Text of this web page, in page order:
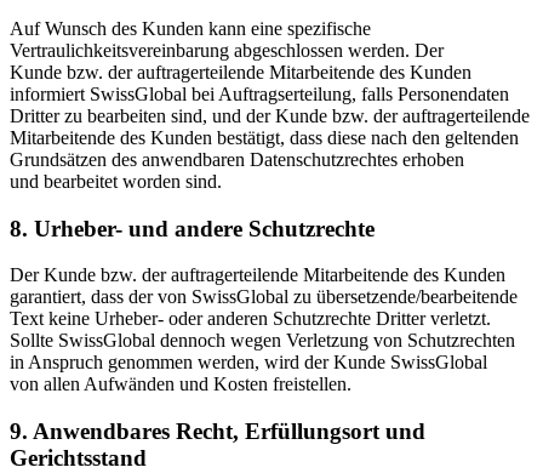
Auf Wunsch des Kunden kann eine spezifische
Vertraulichkeitsvereinbarung abgeschlossen werden. Der
Kunde bzw. der auftragerteilende Mitarbeitende des Kunden
informiert SwissGlobal bei Auftragserteilung, falls Personendaten
Dritter zu bearbeiten sind, und der Kunde bzw. der auftragerteilende
Mitarbeitende des Kunden bestätigt, dass diese nach den geltenden
Grundsätzen des anwendbaren Datenschutzrechtes erhoben
und bearbeitet worden sind.
8. Urheber- und andere Schutzrechte
Der Kunde bzw. der auftragerteilende Mitarbeitende des Kunden
garantiert, dass der von SwissGlobal zu übersetzende/bearbeitende
Text keine Urheber- oder anderen Schutzrechte Dritter verletzt.
Sollte SwissGlobal dennoch wegen Verletzung von Schutzrechten
in Anspruch genommen werden, wird der Kunde SwissGlobal
von allen Aufwänden und Kosten freistellen.
9. Anwendbares Recht, Erfüllungsort und
Gerichtsstand